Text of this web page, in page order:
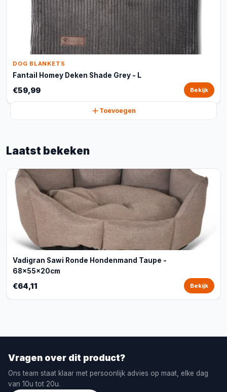
DOG BLANKETS
Fantail Homey Deken Shade Grey - L
€59,99 Bekijk
Toevoegen
Laatst bekeken
Vadigran Sawi Ronde Hondenmand Taupe -
68x55x20cm
€64,11 Bekijk
Vragen over dit product?
Ons team staat klaar met persoonlijk advies op maat, elke dag
van 10u tot 20u.